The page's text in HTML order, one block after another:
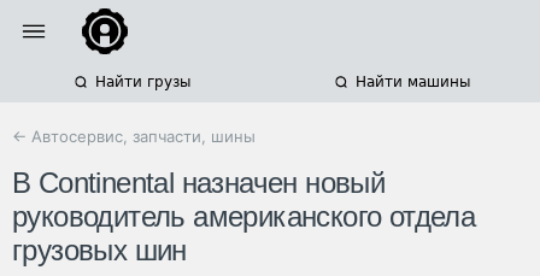
Найти грузы Найти машины
← Автосервис, запчасти, шины
В Continental назначен новый
руководитель американского отдела
грузовых шин